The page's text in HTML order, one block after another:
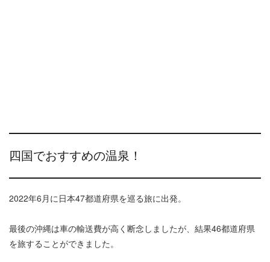
四国でおすすめの温泉！
2022年6月に日本47都道府県を巡る旅に出発。
最後の沖縄は車の輸送費が高く断念しましたが、結果46都道府県
を旅することができました。